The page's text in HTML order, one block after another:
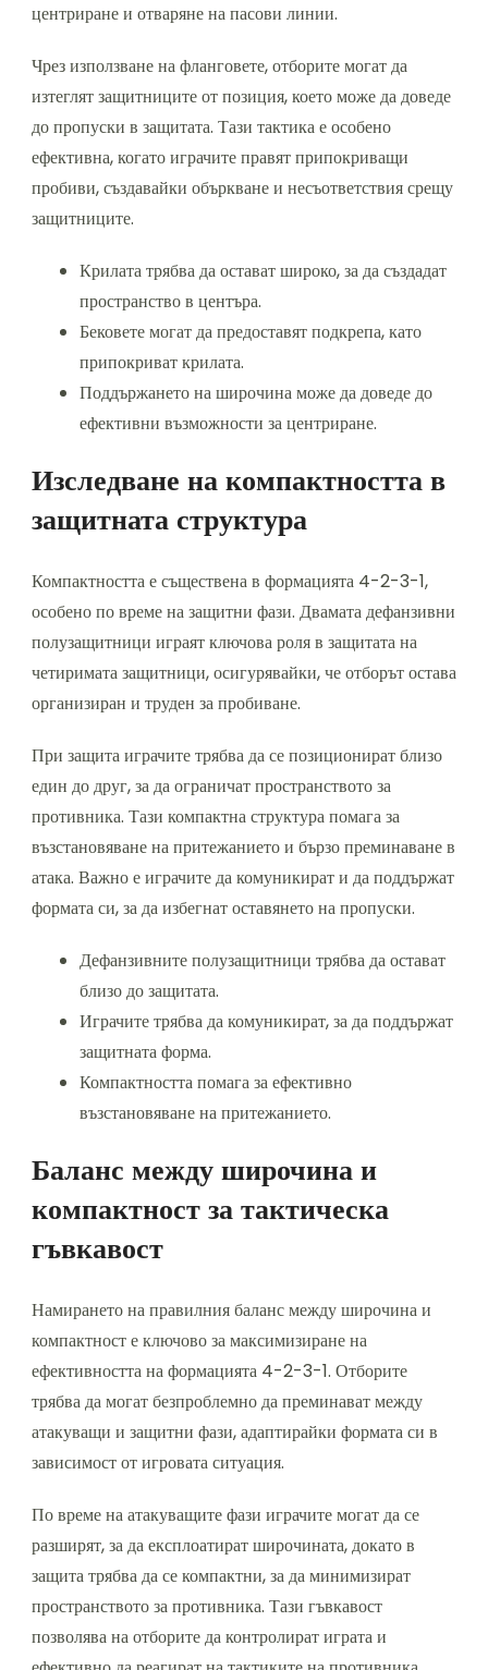
центриране и отваряне на пасови линии.
Чрез използване на фланговете, отборите могат да
изтеглят защитниците от позиция, което може да доведе
до пропуски в защитата. Тази тактика е особено
ефективна, когато играчите правят припокриващи
пробиви, създавайки объркване и несъответствия срещу
защитниците.
Крилата трябва да остават широко, за да създадат
пространство в центъра.
Бековете могат да предоставят подкрепа, като
припокриват крилата.
Поддържането на широчина може да доведе до
ефективни възможности за центриране.
Изследване на компактността в
защитната структура
Компактността е съществена в формацията 4-2-3-1,
особено по време на защитни фази. Двамата дефанзивни
полузащитници играят ключова роля в защитата на
четиримата защитници, осигурявайки, че отборът остава
организиран и труден за пробиване.
При защита играчите трябва да се позиционират близо
един до друг, за да ограничат пространството за
противника. Тази компактна структура помага за
възстановяване на притежанието и бързо преминаване в
атака. Важно е играчите да комуникират и да поддържат
формата си, за да избегнат оставянето на пропуски.
Дефанзивните полузащитници трябва да остават
близо до защитата.
Играчите трябва да комуникират, за да поддържат
защитната форма.
Компактността помага за ефективно
възстановяване на притежанието.
Баланс между широчина и
компактност за тактическа
гъвкавост
Намирането на правилния баланс между широчина и
компактност е ключово за максимизиране на
ефективността на формацията 4-2-3-1. Отборите
трябва да могат безпроблемно да преминават между
атакуващи и защитни фази, адаптирайки формата си в
зависимост от игровата ситуация.
По време на атакуващите фази играчите могат да се
разширят, за да експлоатират широчината, докато в
защита трябва да се компактни, за да минимизират
пространството за противника. Тази гъвкавост
позволява на отборите да контролират играта и